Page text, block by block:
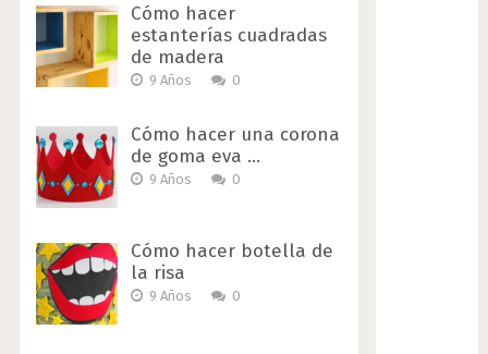
Cómo hacer
estanterías cuadradas
de madera
9 Años 0
Cómo hacer una corona
de goma eva …
9 Años 0
Cómo hacer botella de
la risa
9 Años 0